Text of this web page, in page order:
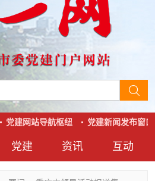
党建 资讯 互动
党建网站导航枢纽 党建新闻发布窗口